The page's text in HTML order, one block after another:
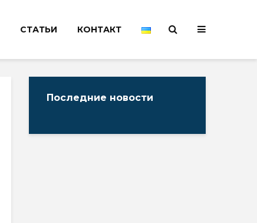
СТАТЬИ КОНТАКТ
Последние новости